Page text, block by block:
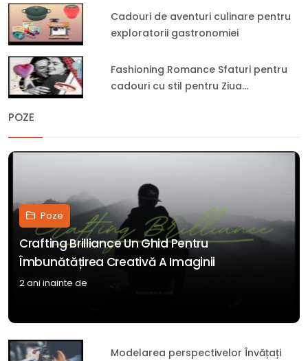
Cadouri de aventuri culinare pentru
exploratorii gastronomiei
Fashioning Romance Sfaturi pentru
cadouri cu stil pentru Ziua
POZE
Poze
Crafting Brilliance Un Ghid Pentru
Îmbunătățirea Creativă A Imaginii
2 ani inainte de
Modelarea perspectivelor Învățați